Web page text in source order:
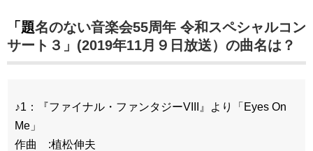
「題名のない音楽会55周年 令和スペシャルコン
サート３」(2019年11月９日放送）の曲名は？
♪1：『ファイナル・ファンタジーVIII』より「Eyes On
Me」
作曲 :植松伸夫